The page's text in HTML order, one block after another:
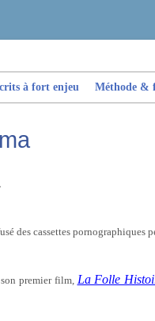
à fort enjeu Méthode &
des cassettes pornographiques
premier film, La Folle